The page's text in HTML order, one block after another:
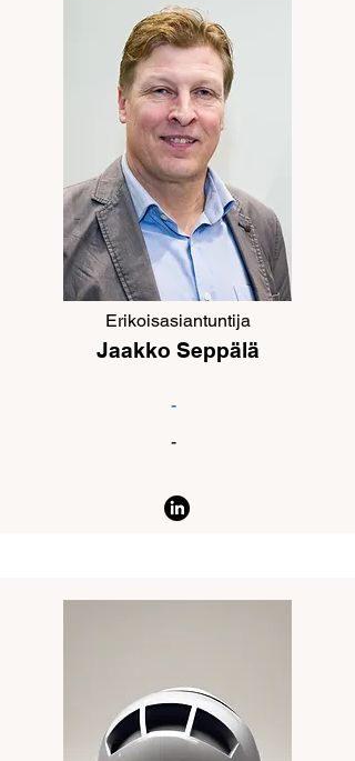
Erikoisasiantuntija
Jaakko Seppälä
-
-